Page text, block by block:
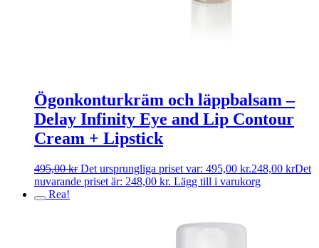
Ögonkonturkräm och läppbalsam –
Delay Infinity Eye and Lip Contour
Cream + Lipstick
495,00kr Det ursprungliga priset var: 495,00 kr.248,00 krDet
nuvarande priset är: 248,00 kr. Lägg till i varukorg
Rea!